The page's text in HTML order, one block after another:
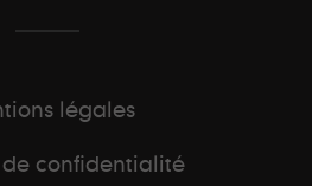
légales
de confidentialité